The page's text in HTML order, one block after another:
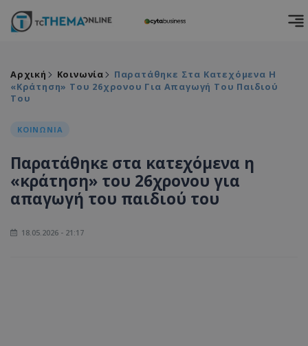
Αρχική Κοινωνία
Παρατάθηκε Στα Κατεχόμενα Η
«κράτηση» Του 26χρονου Για Απαγωγή Του Παιδιού
Του
ΚΟΙΝΩΝΙΑ
Παρατάθηκε στα κατεχόμενα η
«κράτηση» του 26χρονου για
απαγωγή του παιδιού του
18.05.2026 - 21:17